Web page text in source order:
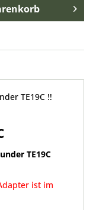
TE19C !!
TE19C
ist im